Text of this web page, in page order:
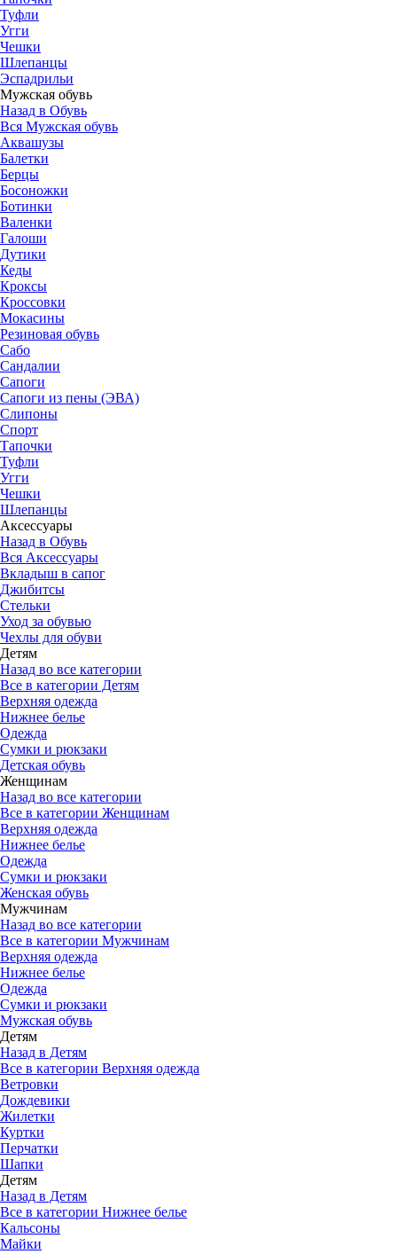
Туфли
Угги
Чешки
Шлепанцы
Эспадрильи
Мужская обувь
Назад в Обувь
Вся Мужская обувь
Аквашузы
Балетки
Берцы
Босоножки
Ботинки
Валенки
Галоши
Дутики
Кеды
Кроксы
Кроссовки
Мокасины
Резиновая обувь
Сабо
Сандалии
Сапоги
Сапоги из пены (ЭВА)
Слипоны
Спорт
Тапочки
Туфли
Угги
Чешки
Шлепанцы
Аксессуары
Назад в Обувь
Вся Аксессуары
Вкладыш в сапог
Джибитсы
Стельки
Уход за обувью
Чехлы для обуви
Детям
Назад во все категории
Все в категории Детям
Верхняя одежда
Нижнее белье
Одежда
Сумки и рюкзаки
Детская обувь
Женщинам
Назад во все категории
Все в категории Женщинам
Верхняя одежда
Нижнее белье
Одежда
Сумки и рюкзаки
Женская обувь
Мужчинам
Назад во все категории
Все в категории Мужчинам
Верхняя одежда
Нижнее белье
Одежда
Сумки и рюкзаки
Мужская обувь
Детям
Назад в Детям
Все в категории Верхняя одежда
Ветровки
Дождевики
Жилетки
Куртки
Перчатки
Шапки
Детям
Назад в Детям
Все в категории Нижнее белье
Кальсоны
Майки